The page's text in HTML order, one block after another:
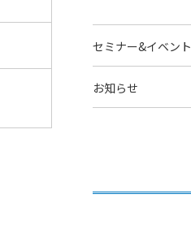
セミナー&イベント
お知らせ